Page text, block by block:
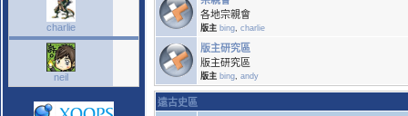
charlie
neil
各地宗親會
版主 bing, charlie
版主研究區
版主研究區
版主 bing, andy
遠古史區